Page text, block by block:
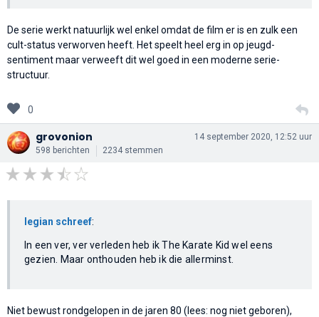
De serie werkt natuurlijk wel enkel omdat de film er is en zulk een
cult-status verworven heeft. Het speelt heel erg in op jeugd-
sentiment maar verweeft dit wel goed in een moderne serie-
structuur.
0
grovonion
598 berichten 2234 stemmen
14 september 2020, 12:52 uur
legian schreef:
In een ver, ver verleden heb ik The Karate Kid wel eens
gezien. Maar onthouden heb ik die allerminst.
Niet bewust rondgelopen in de jaren 80 (lees: nog niet geboren),